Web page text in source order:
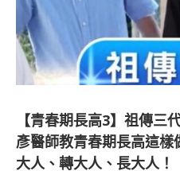
【青春期長高3】祖傳三
彥醫師教青春期長高這
大人、轉大人、長大人！